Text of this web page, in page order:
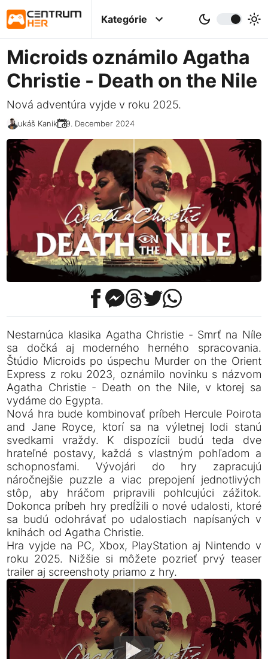
Kategórie
Microids oznámilo Agatha
Christie - Death on the Nile
Nová adventúra vyjde v roku 2025.
Lukáš Kanik 19. December 2024
Nestarnúca klasika Agatha Christie - Smrť na Níle
sa dočká aj moderného herného spracovania.
Štúdio Microids po úspechu Murder on the Orient
Express z roku 2023, oznámilo novinku s názvom
Agatha Christie - Death on the Nile, v ktorej sa
vydáme do Egypta.
Nová hra bude kombinovať príbeh Hercule Poirota
and Jane Royce, ktorí sa na výletnej lodi stanú
svedkami vraždy. K dispozícii budú teda dve
hrateľné postavy, každá s vlastným pohľadom a
schopnosťami. Vývojári do hry zapracujú
náročnejšie puzzle a viac prepojení jednotlivých
stôp, aby hráčom pripravili pohlcujúci zážitok.
Dokonca príbeh hry predĺžili o nové udalosti, ktoré
sa budú odohrávať po udalostiach napísaných v
knihách od Agatha Christie.
Hra vyjde na PC, Xbox, PlayStation aj Nintendo v
roku 2025. Nižšie si môžete pozrieť prvý teaser
trailer aj screenshoty priamo z hry.